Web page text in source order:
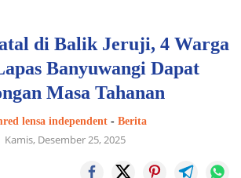
di Balik Jeruji, 4 Warga
Banyuwangi Dapat
Masa Tahanan
lensa independent- Berita
Kamis, Desember 25, 2025